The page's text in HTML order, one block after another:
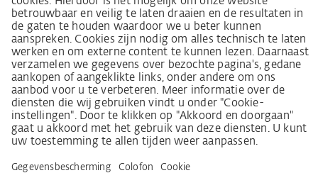
Leverancierscode
Wet inzake zorgvuldigheid in de toeleveringsketen
(LkSG) brochure
Beginselverklaring voor de mensenrechtstrategie
Beroepsinstantie